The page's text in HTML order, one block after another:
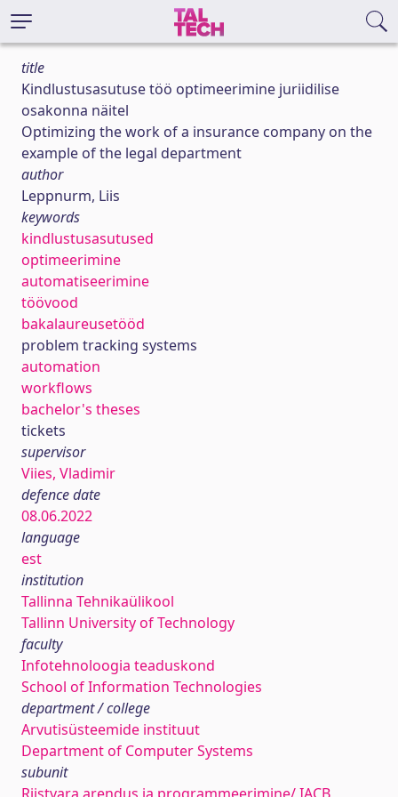
title
Kindlustusasutuse töö optimeerimine juriidilise
osakonna näitel
Optimizing the work of a insurance company on the
example of the legal department
author
Leppnurm, Liis
keywords
kindlustusasutused
optimeerimine
automatiseerimine
töövood
bakalaureusetööd
problem tracking systems
automation
workflows
bachelor's theses
tickets
supervisor
Viies, Vladimir
defence date
08.06.2022
language
est
institution
Tallinna Tehnikaülikool
Tallinn University of Technology
faculty
Infotehnoloogia teaduskond
School of Information Technologies
department / college
Arvutisüsteemide instituut
Department of Computer Systems
subunit